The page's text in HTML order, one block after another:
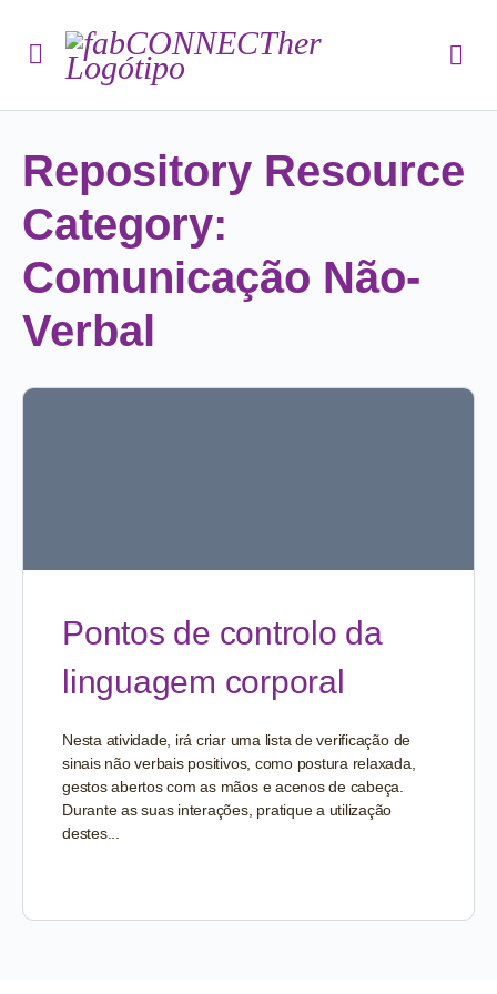
Repository Resource
Category:
Comunicação Não-
Verbal
Pontos de controlo da
linguagem corporal
Nesta atividade, irá criar uma lista de verificação de
sinais não verbais positivos, como postura relaxada,
gestos abertos com as mãos e acenos de cabeça.
Durante as suas interações, pratique a utilização
destes...